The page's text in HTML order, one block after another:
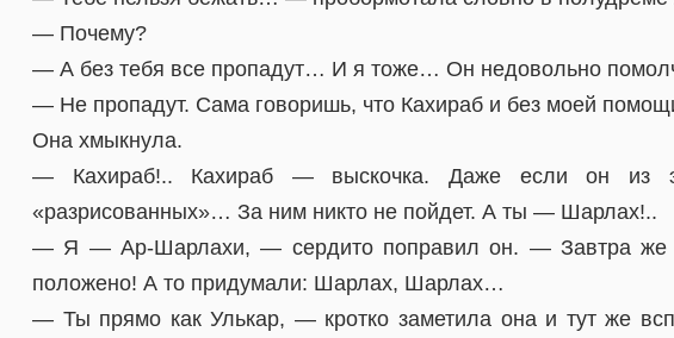
— Почему?
— А без тебя все пропадут… И я тоже… Он недовольно
— Не пропадут. Сама говоришь, что Кахираб и без моей
Она хмыкнула.
— Кахираб!.. Кахираб — выскочка. Даже если он из
«разрисованных»… За ним никто не пойдет. А ты — Шарлах!..
— Я — Ар-Шарлахи, — сердито поправил он. — Завтра же
положено! А то придумали: Шарлах, Шарлах…
— Ты прямо как Улькар, — кротко заметила она и тут же